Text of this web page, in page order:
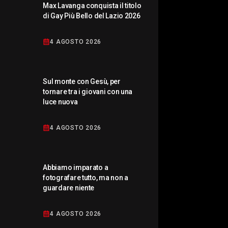
Max Lavanga conquista il titolo
di Gay Più Bello del Lazio 2026
4 AGOSTO 2026
Sul monte con Gesù, per
tornare tra i giovani con una
luce nuova
4 AGOSTO 2026
Abbiamo imparato a
fotografare tutto, ma non a
guardare niente
4 AGOSTO 2026